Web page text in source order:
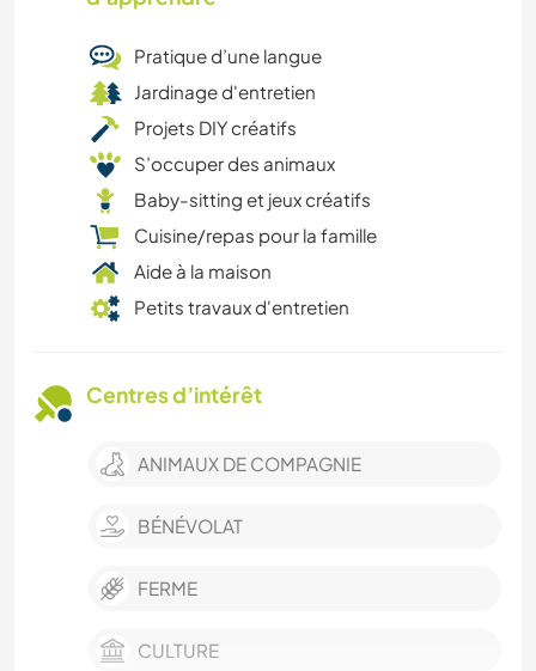
Pratique d’une langue
Jardinage d'entretien
Projets DIY créatifs
S’occuper des animaux
Baby-sitting et jeux créatifs
Cuisine/repas pour la famille
Aide à la maison
Petits travaux d'entretien
Centres d’intérêt
ANIMAUX DE COMPAGNIE
BÉNÉVOLAT
FERME
CULTURE